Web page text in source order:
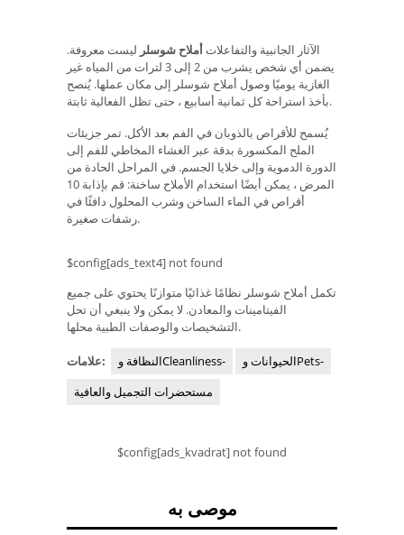
الآثار الجانبية والتفاعلاتأملاح شوسلر ليست معروفة.
يضمن أي شخص يشرب من 2 إلى 3 لترات من المياه غير
الغازية يوميًا وصول أملاح شوسلر إلى مكان عملها. يُنصح
بأخذ استراحة كل ثمانية أسابيع ، حتى تظل الفعالية ثابتة.
يُسمح للأقراص بالذوبان في الفم بعد الأكل. تمر جزيئات
الملح المكسورة بدقة عبر الغشاء المخاطي للفم إلى
الدورة الدموية وإلى خلايا الجسم. في المراحل الحادة من
المرض ، يمكن أيضًا استخدام الأملاح ساخنة: قم بإذابة 10
أقراص في الماء الساخن وشرب المحلول دافئًا في
رشفات صغيرة.
$config[ads_text4] not found
تكمل أملاح شوسلر نظامًا غذائيًا متوازنًا يحتوي على جميع
الفيتامينات والمعادن. لا يمكن ولا ينبغي أن تحل
التشخيصات والوصفات الطبية محلها.
علامات: النظافة وCleanliness-
الحيوانات وPets-
مستحضرات التجميل والعافية
$config[ads_kvadrat] not found
موصى به